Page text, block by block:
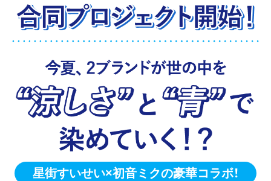
星街すいせい×初音ミクの豪華コラボ！